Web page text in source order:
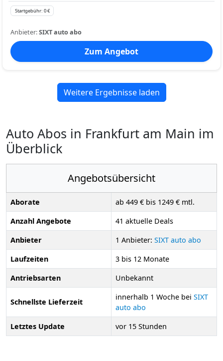
Startgebühr: 0 €
Anbieter:SIXT auto abo
Zum Angebot
Weitere Ergebnisse laden
Auto Abos in Frankfurt am Main im
Überblick
Angebotsübersicht
Aborate
ab 449 € bis 1249 € mtl.
Anzahl Angebote
41 aktuelle Deals
Anbieter
1 Anbieter: SIXT auto abo
Laufzeiten
3 bis 12 Monate
Antriebsarten
Unbekannt
Schnellste Lieferzeit
innerhalb 1 Woche bei SIXT
auto abo
Letztes Update
vor 15 Stunden